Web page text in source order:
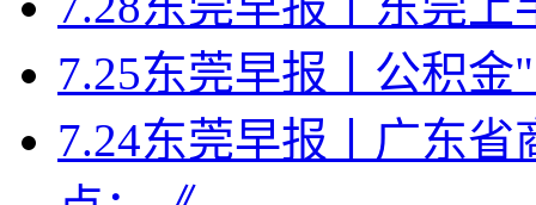
7.25东莞早报丨公积
7.24东莞早报丨广东